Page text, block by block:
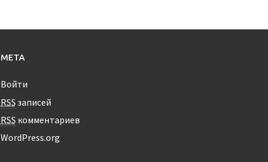
МЕТА
Войти
RSS записей
RSS комментариев
WordPress.org